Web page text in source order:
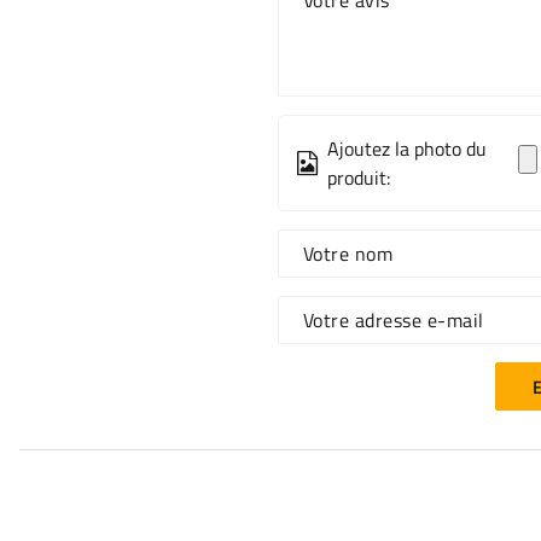
Ajoutez la photo du
produit:
Votre nom
Votre adresse e-mail